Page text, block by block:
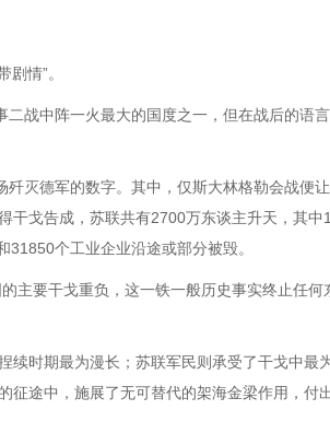
情”。
战中阵一火最大的国度之一，但在战后的语
灭德军的数字。其中，仅斯大林格勒会战便
干戈告成，苏联共有2700万东谈主升天，其
个工业企业沿途或部分被毁。
主要干戈重负，这一铁一般历史事实终止任何
续时期最为漫长；苏联军民则承受了干戈中最
征途中，施展了无可替代的架海金梁作用，付